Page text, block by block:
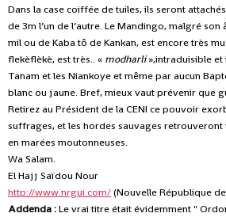
Dans la case coiffée de tuiles, ils seront
de 3m l’un de l’autre. Le Mandingo, malgré
mil ou de Kaba tô de Kankan, est encore très
flekèflèkè, est très.. « modharli»,intraduisible
Tanam et les Niankoye et même par aucun
blanc ou jaune. Bref, mieux vaut prévenir que
Retirez au Président de la CENI ce pouvoir
suffrages, et les hordes sauvages retrouveront
en marées moutonneuses.
Wa Salam.
El Hajj Saïdou Nour
http://www.nrgui.com/(Nouvelle République
Addenda :Le vrai titre était évidemment "